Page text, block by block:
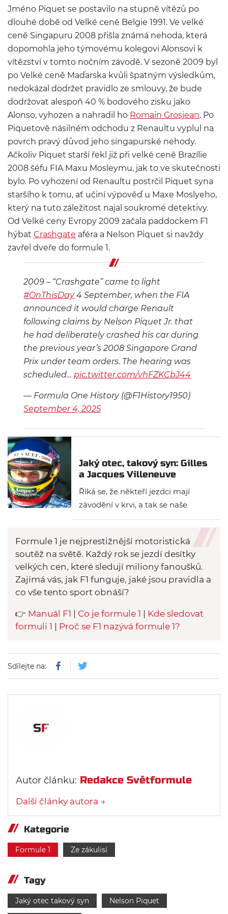
Jméno Piquet se postavilo na stupně vítězů po
dlouhé době od Velké ceně Belgie 1991. Ve velké
ceně Singapuru 2008 přišla známá nehoda, která
dopomohla jeho týmovému kolegovi Alonsovi k
vítězství v tomto nočním závodě. V sezoně 2009 byl
po Velké ceně Maďarska kvůli špatným výsledkům,
nedokázal dodržet pravidlo ze smlouvy, že bude
dodržovat alespoň 40 % bodového zisku jako
Alonso, vyhozen a nahradil ho Romain Grosjean. Po
Piquetově násilném odchodu z Renaultu vyplul na
povrch pravý důvod jeho singapurské nehody.
Ačkoliv Piquet starší řekl již při velké ceně Brazílie
2008 šéfu FIA Maxu Mosleymu, jak to ve skutečnosti
bylo. Po vyhození od Renaultu postrčil Piquet syna
staršího k tomu, ať učiní výpověď u Maxe Moslyeho,
který na tuto záležitost najal soukromé detektivy.
Od Velké ceny Evropy 2009 začala paddockem F1
hýbat Crashgate aféra a Nelson Piquet si navždy
zavřel dveře do formule 1.
2009 – “Crashgate” came to light
#OnThisDay4 September, when the FIA
announced it would charge Renault
following claims by Nelson Piquet Jr. that
he had deliberately crashed his car during
the previous year’s 2008 Singapore Grand
Prix under team orders. The hearing was
scheduled…pic.twitter.com/vhFZKCbJ44
— Formula One History (@F1History1950)
September 4, 2025
Jaký otec, takový syn: Gilles
a Jacques Villeneuve
Říká se, že někteří jezdci mají
závodění v krvi, a tak se naše
dnešní exkurze do světa historie
závodníků, u nichž se toto
označení dá vzít doslova. V prvním
díle se zaměříme na Gillese a
Jacquese Villeneuva.
Formule 1 je nejprestižnější motoristická
soutěž na světě. Každý rok se jezdí desítky
velkých cen, které sledují miliony fanoušků.
Zajímá vás, jak F1 funguje, jaké jsou pravidla a
co vše tento sport obnáší?
👉 Manuál F1 Co je formule 1
Kde sledovat
formuli 1
Proč se F1 nazývá formule 1?
Sdílejte na:
Autor článku: Redakce Světformule
Další články autora →
Kategorie
Formule 1 Ze zákulisí
Tagy
Jaký otec takový syn Nelson Piquet